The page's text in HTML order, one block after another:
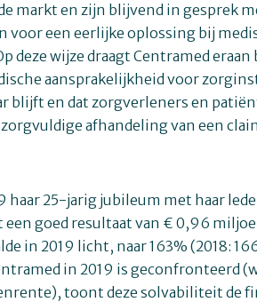
markt en zijn blijvend in gesprek
voor een eerlijke oplossing bij
deze wijze draagt Centramed eraan
aansprakelijkheid voor
blijft en dat zorgverleners en
afhandeling van een
haar 25-jarig jubileum met haar
goed resultaat van € 0,96
in 2019 licht, naar 163% (2018:
in 2019 is geconfronteerd
toont deze solvabiliteit de